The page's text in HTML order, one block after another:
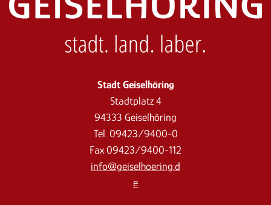
Stadt Geiselhöring
Stadtplatz 4
94333 Geiselhöring
Tel. 09423/9400-0
Fax 09423/9400-112
info@geiselhoering.d
e